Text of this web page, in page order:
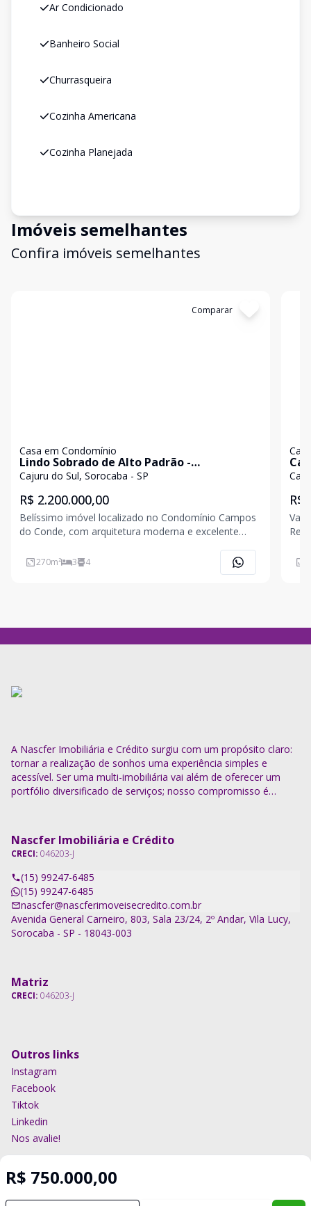
Ar Condicionado
Banheiro Social
Churrasqueira
Cozinha Americana
Cozinha Planejada
Imóveis semelhantes
Confira imóveis semelhantes
Comparar
Casa em Condomínio
Lindo Sobrado de Alto Padrão -
Sorocaba/SP
Cajuru do Sul, Sorocaba - SP
R$ 2.200.000,00
Belíssimo imóvel localizado no Condomínio Campos
do Conde, com arquitetura moderna e excelente
mobiliadas, todas com closet e ar-condicionado -
Piscina com hidromassagem, cascata e deck em
270m² 3 4
R$
Valor: R$
Km
R$ 750.000,00
A Nascfer Imobiliária e Crédito surgiu com um propósito claro:
tornar a realização de sonhos uma experiência simples e
acessível. Ser uma multi-imobiliária vai além de oferecer um
portfólio diversificado de serviços; nosso compromisso é
Nascfer Imobiliária e Crédito
CRECI: 046203-J
(15) 99247-6485
(15) 99247-6485
nascfer@nascferimoveisecredito.com.br
Avenida General Carneiro, 803, Sala 23/24, 2º Andar, Vila Lucy,
Sorocaba - SP - 18043-003
Matriz
CRECI: 046203-J
Outros links
Instagram
Facebook
Tiktok
Linkedin
Nos avalie!